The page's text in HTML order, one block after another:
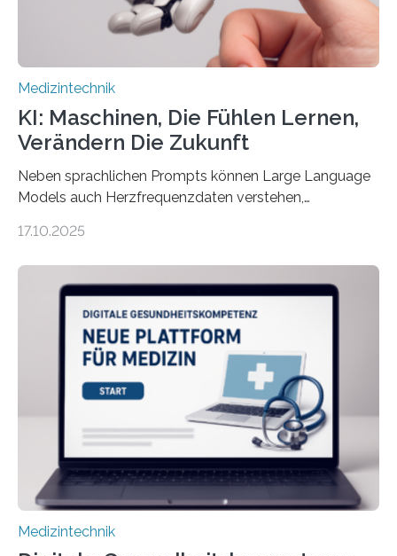
Medizintechnik
KI: Maschinen, Die Fühlen Lernen,
Verändern Die Zukunft
Neben sprachlichen Prompts können Large Language
Models auch Herzfrequenzdaten verstehen,
haben Dr. Morris Gellisch, ehemals an der Ruhr-
und Boris Burr von der Ruhr-Universität Bochum in
dafür eine technische Schnittstelle, über die
physiologische Daten in Echtzeit an das Sprachmodell
übermittelt werden können. Die Künstliche Intelligenz
kann dadurch auch die Sprache des Körpers
einbeziehen, auf die Menschen keinen bewussten
Einfluss nehmen. Das eröffnet…
17.10.2025
Medizintechnik